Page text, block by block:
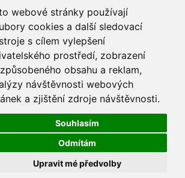
webové stránky používají
cookies a další sledovací
s cílem vylepšení
prostředí, zobrazení
obsahu a reklam,
návštěvnosti webových
a zjištění zdroje návštěvnosti.
Souhlasím
Odmítám
Upravit mé předvolby
pro zaměstnance
s.r.o.
evidenci tržeb je prodávající povinen vystavit
Zároveň je povinen zaevidovat přijatou tržbu u
v případě technického výpadku pak nejpozději
do 48 hodin.